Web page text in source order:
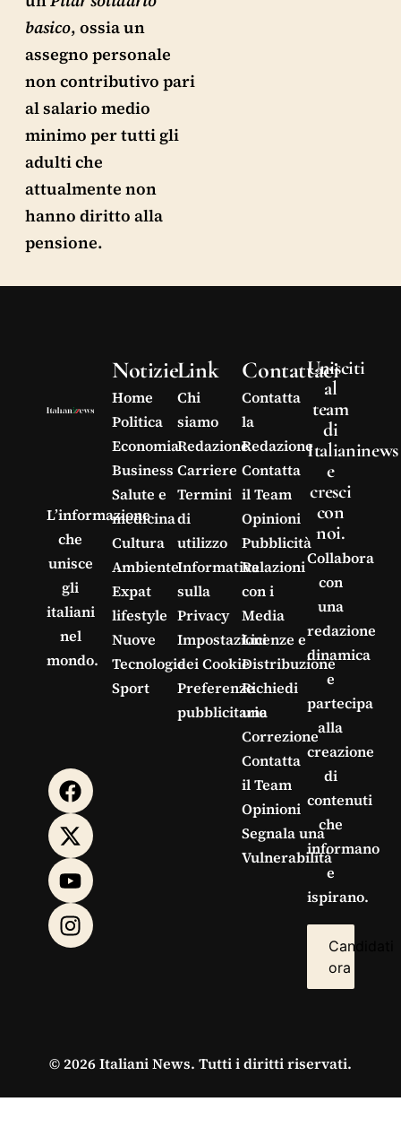
basico, ossia un
assegno personale
non contributivo pari
al salario medio
minimo per tutti gli
adulti che
attualmente non
hanno diritto alla
pensione.
L’informazione
che
unisce
gli
italiani
nel
mondo.
Notizie
Home
Politica
Economia
Business
Salute e
medicina
Cultura
Ambiente
Expat
lifestyle
Nuove
Tecnologie
Sport
Link
Chi
siamo
Redazione
Carriere
Termini
di
utilizzo
Informativa
sulla
Privacy
Impostazioni
dei Cookie
Preferenze
pubblicitarie
Contattaci
Contatta
la
Redazione
Contatta
il Team
Opinioni
Pubblicità
Relazioni
con i
Media
Licenze e
Distribuzione
Richiedi
una
Correzione
Contatta
il Team
Opinioni
Segnala una
Vulnerabilità
Unisciti
al
team
di
Italianinews
e
cresci
con
noi.
Collabora
con
una
redazione
dinamica
e
partecipa
alla
creazione
di
contenuti
che
informano
e
ispirano.
Candidati
ora
© 2026 Italiani News. Tutti i diritti riservati.